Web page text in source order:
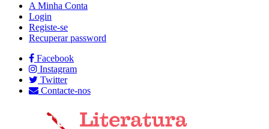
A Minha Conta
Login
Registe-se
Recuperar password
Facebook
Instagram
Twitter
Contacte-nos